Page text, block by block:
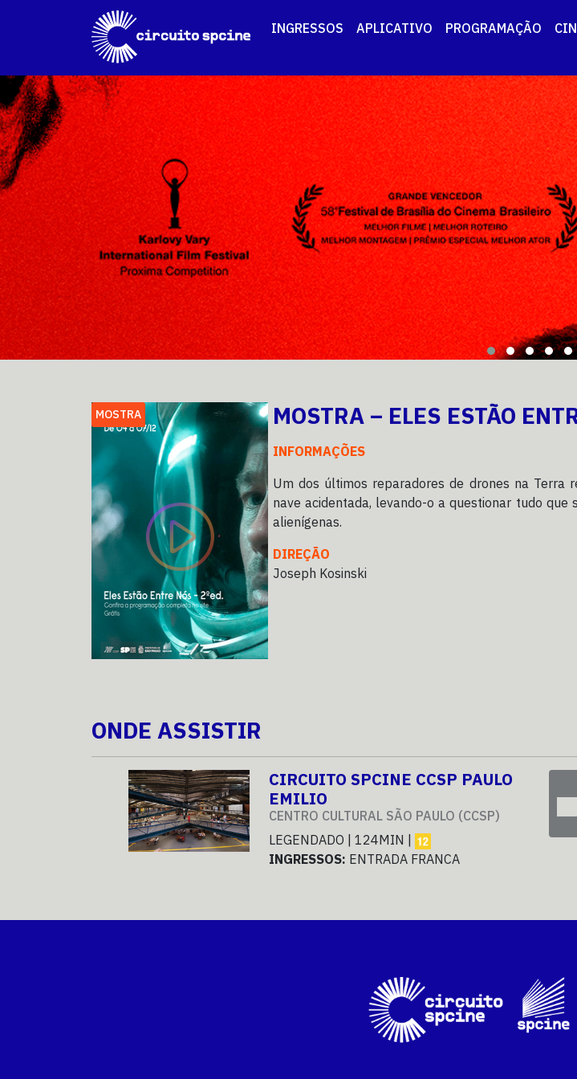
INGRESSOS APLICATIVO PROGRAMAÇÃO
MOSTRA MOSTRA – ELES ESTÃO
INFORMAÇÕES
Um dos últimos reparadores de drones na Terra
nave acidentada, levando-o a questionar tudo que
alienígenas.
DIREÇÃO
Joseph Kosinski
ONDE ASSISTIR
CIRCUITO SPCINE CCSP PAULO
EMILIO
CENTRO CULTURAL SÃO PAULO (CCSP)
LEGENDADO | 124MIN |
INGRESSOS: ENTRADA FRANCA